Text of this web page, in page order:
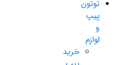
توتون
پیپ
و
لوازم
خرید